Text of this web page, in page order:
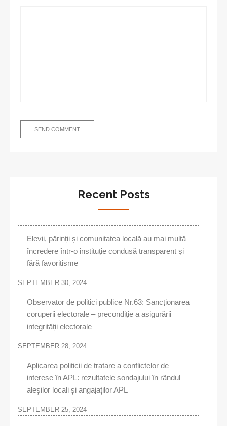
Recent Posts
Elevii, părinții și comunitatea locală au mai multă
încredere într-o instituție condusă transparent și
fără favoritisme
SEPTEMBER 30, 2024
Observator de politici publice Nr.63: Sancționarea
coruperii electorale – precondiție a asigurării
integrității electorale
SEPTEMBER 28, 2024
Aplicarea politicii de tratare a conflictelor de
interese în APL: rezultatele sondajului în rândul
aleşilor locali şi angajaţilor APL
SEPTEMBER 25, 2024